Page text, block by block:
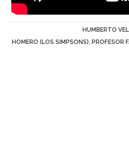
HUMBERTO
HOMERO (LOS SIMPSONS), PROFESOR